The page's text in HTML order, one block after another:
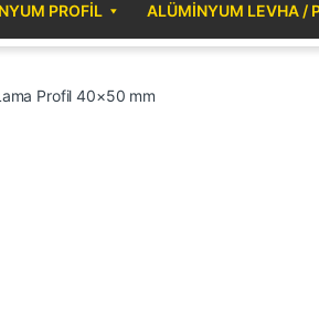
PROFIL ALÜMINYUM LEVHA /
Profil 40×50 mm